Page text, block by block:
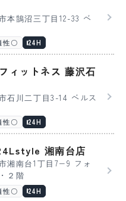
本鵠沼三丁目12-33 ベ
性〇 24H
ィットネス 藤沢石
石川二丁目3-14 ベルス
性〇 24H
湘南台店
湘南台1丁目7−9 フォ
２階
性〇 24H